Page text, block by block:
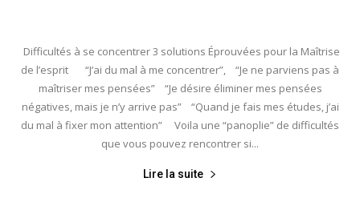
Difficultés à se concentrer 3 solutions Éprouvées pour la Maîtrise
de l’esprit “J’ai du mal à me concentrer”, “Je ne parviens pas à
maîtriser mes pensées” “Je désire éliminer mes pensées
négatives, mais je n’y arrive pas” “Quand je fais mes études, j’ai
du mal à fixer mon attention” Voila une “panoplie” de difficultés
que vous pouvez rencontrer si...
Lire la suite